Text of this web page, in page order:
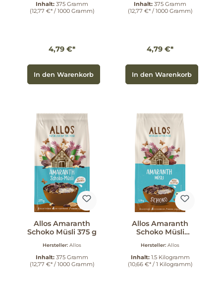
Inhalt: 375 Gramm
(12,77 €* / 1000 Gramm)
4,79 €*
In den Warenkorb
Inhalt: 375 Gramm
(12,77 €* / 1000 Gramm)
4,79 €*
In den Warenkorb
Allos Amaranth
Schoko Müsli 375 g
Hersteller: Allos
Inhalt: 375 Gramm
(12,77 €* / 1000 Gramm)
Allos Amaranth
Schoko Müsli
Hersteller: Allos
Inhalt: 1.5 Kilogramm
(10,66 €* / 1 Kilogramm)